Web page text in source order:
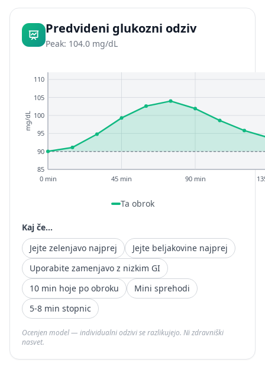
Predvideni glukozni odziv
Peak: 104.0 mg/dL
85
90
95
100
105
110
0 min 45 min 90 min
mg/dL
Ta obrok
Kaj če...
Jejte zelenjavo najprej
Jejte beljakovine najprej
Uporabite zamenjavo z nizkim GI
10 min hoje po obroku
Mini sprehodi
5-8 min stopnic
Ocenjen model — individualni odzivi se razlikujejo. Ni zdravniški
nasvet.